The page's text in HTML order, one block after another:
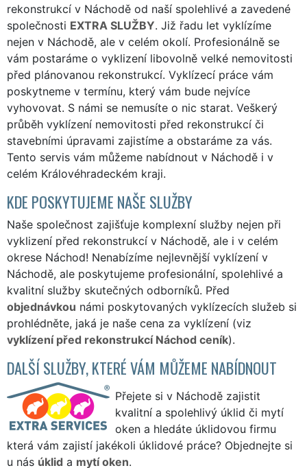
rekonstrukcí v Náchodě od naší spolehlivé a zavedené
společnosti EXTRA SLUŽBY. Již řadu let vyklízíme
nejen v Náchodě, ale v celém okolí. Profesionálně se
vám postaráme o vyklizení libovolně velké nemovitosti
před plánovanou rekonstrukcí. Vyklízecí práce vám
poskytneme v termínu, který vám bude nejvíce
vyhovovat. S námi se nemusíte o nic starat. Veškerý
průběh vyklízení nemovitosti před rekonstrukcí či
stavebními úpravami zajistíme a obstaráme za vás.
Tento servis vám můžeme nabídnout v Náchodě i v
celém Královéhradeckém kraji.
KDE POSKYTUJEME NAŠE SLUŽBY
Naše společnost zajišťuje komplexní služby nejen při
vyklizení před rekonstrukcí v Náchodě, ale i v celém
okrese Náchod! Nenabízíme nejlevnější vyklízení v
Náchodě, ale poskytujeme profesionální, spolehlivé a
kvalitní služby skutečných odborníků. Před
objednávkou námi poskytovaných vyklízecích služeb si
prohlédněte, jaká je naše cena za vyklízení (viz
vyklízení před rekonstrukcí Náchod ceník).
DALŠÍ SLUŽBY, KTERÉ VÁM MŮŽEME NABÍDNOUT
Přejete si v Náchodě zajistit
kvalitní a spolehlivý úklid či mytí
oken a hledáte úklidovou firmu
která vám zajistí jakékoli úklidové práce? Objednejte si
u nás úklid a mytí oken.